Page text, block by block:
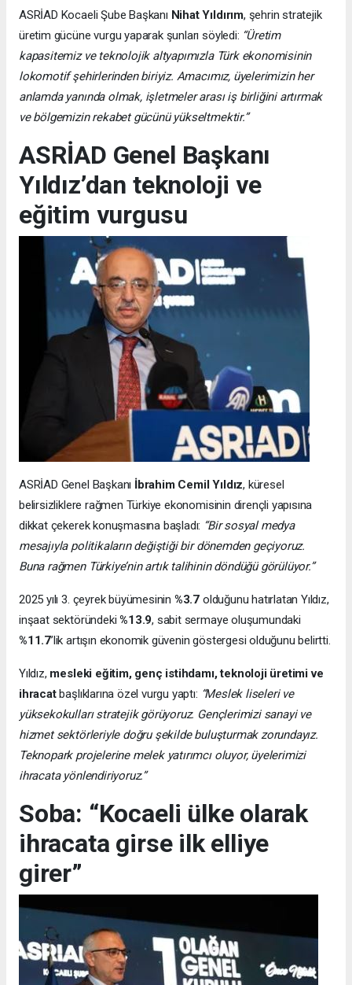
ASRİAD Kocaeli Şube Başkanı Nihat Yıldırım, şehrin stratejik
üretim gücüne vurgu yaparak şunları söyledi: “Üretim
kapasitemiz ve teknolojik altyapımızla Türk ekonomisinin
lokomotif şehirlerinden biriyiz. Amacımız, üyelerimizin her
anlamda yanında olmak, işletmeler arası iş birliğini artırmak
ve bölgemizin rekabet gücünü yükseltmektir.”
ASRİAD Genel Başkanı
Yıldız’dan teknoloji ve
eğitim vurgusu
ASRİAD Genel Başkanı İbrahim Cemil Yıldız, küresel
belirsizliklere rağmen Türkiye ekonomisinin dirençli yapısına
dikkat çekerek konuşmasına başladı: “Bir sosyal medya
mesajıyla politikaların değiştiği bir dönemden geçiyoruz.
Buna rağmen Türkiye’nin artık talihinin döndüğü görülüyor.”
2025 yılı 3. çeyrek büyümesinin %3.7 olduğunu hatırlatan Yıldız,
inşaat sektöründeki%13.9, sabit sermaye oluşumundaki
%11.7’lik artışın ekonomik güvenin göstergesi olduğunu belirtti.
Yıldız, mesleki eğitim, genç istihdamı, teknoloji üretimi ve
ihracatbaşlıklarına özel vurgu yaptı: “Meslek liseleri ve
yüksekokulları stratejik görüyoruz. Gençlerimizi sanayi ve
hizmet sektörleriyle doğru şekilde buluşturmak zorundayız.
Teknopark projelerine melek yatırımcı oluyor, üyelerimizi
ihracata yönlendiriyoruz.”
Soba: “Kocaeli ülke olarak
ihracata girse ilk elliye
girer”